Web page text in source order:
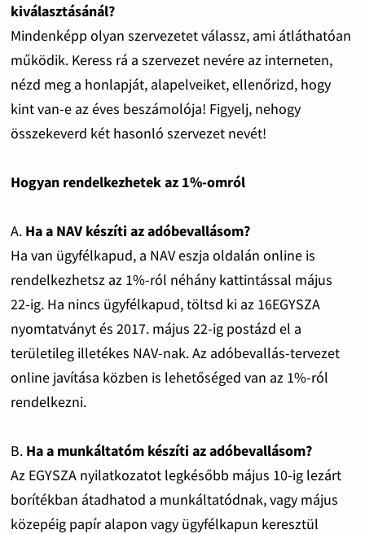
kiválasztásánál?
Mindenképp olyan szervezetet válassz, ami átláthatóan
működik. Keress rá a szervezet nevére az interneten,
nézd meg a honlapját, alapelveiket, ellenőrizd, hogy
kint van-e az éves beszámolója! Figyelj, nehogy
összekeverd két hasonló szervezet nevét!
Hogyan rendelkezhetek az 1%-omról
A. Ha a NAV készíti az adóbevallásom?
Ha van ügyfélkapud, a NAV eszja oldalán online is
rendelkezhetsz az 1%-ról néhány kattintással május
22-ig. Ha nincs ügyfélkapud, töltsd ki az 16EGYSZA
nyomtatványt és 2017. május 22-ig postázd el a
területileg illetékes NAV-nak. Az adóbevallás-tervezet
online javítása közben is lehetőséged van az 1%-ról
rendelkezni.
B.Ha a munkáltatóm készíti az adóbevallásom?
Az EGYSZA nyilatkozatot legkésőbb május 10-ig lezárt
borítékban átadhatod a munkáltatódnak, vagy május
közepéig papír alapon vagy ügyfélkapun keresztül